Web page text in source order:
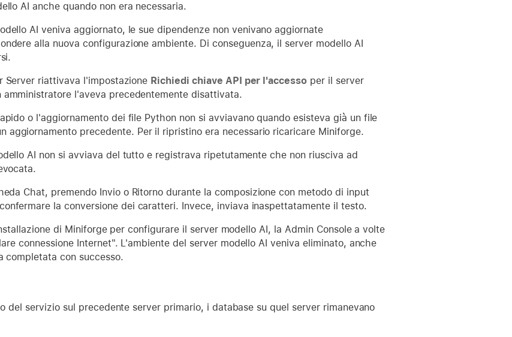
AI anche quando non era necessaria.
AI veniva aggiornato, le sue dipendenze non venivano aggiornate
alla nuova configurazione ambiente. Di conseguenza, il server modello AI
Server riattivava l'impostazione Richiedi chiave API per l'accesso per il server
amministratore l'aveva precedentemente disattivata.
o l'aggiornamento dei file Python non si avviavano quando esisteva già un file
aggiornamento precedente. Per il ripristino era necessario ricaricare Miniforge.
AI non si avviava del tutto e registrava ripetutamente che non riusciva ad
Chat, premendo Invio o Ritorno durante la composizione con metodo di input
la conversione dei caratteri. Invece, inviava inaspettatamente il testo.
di Miniforge per configurare il server modello AI, la Admin Console a volte
connessione Internet". L'ambiente del server modello AI veniva eliminato, anche
completata con successo.
del servizio sul precedente server primario, i database su quel server rimanevano